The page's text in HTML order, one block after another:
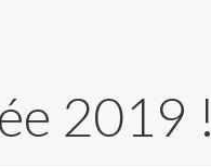
2019 !